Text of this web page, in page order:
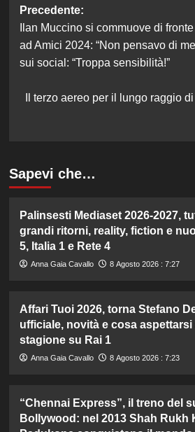
Navigazione
articolo
Precedente:
Ilan Muccino si commuove di
ad Amici 2024: “Non pensavo di
sui social: “Troppa sensibilità!”
Il terzo aereo per il lungo raggio
Sapevi che…
Palinsesti Mediaset 2026-2027,
grandi ritorni, reality, fiction e
5, Italia 1 e Rete 4
Anna Gaia Cavallo 8 Agosto 2026 : 7:27
Affari Tuoi 2026, torna Stefano
ufficiale, novità e cosa
stagione su Rai 1
Anna Gaia Cavallo 8 Agosto 2026 : 7:23
“Chennai Express”, il treno del
Bollywood: nel 2013 Shah Rukh